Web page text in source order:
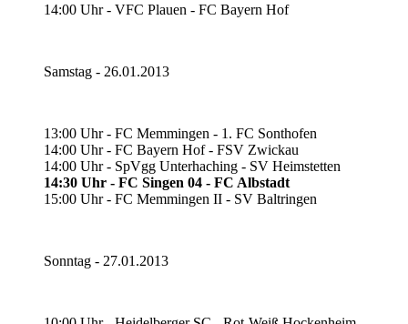
14:00 Uhr - VFC Plauen - FC Bayern Hof
Samstag - 26.01.2013
13:00 Uhr - FC Memmingen - 1. FC Sonthofen
14:00 Uhr - FC Bayern Hof - FSV Zwickau
14:00 Uhr - SpVgg Unterhaching - SV Heimstetten
14:30 Uhr - FC Singen 04 - FC Albstadt
15:00 Uhr - FC Memmingen II - SV Baltringen
Sonntag - 27.01.2013